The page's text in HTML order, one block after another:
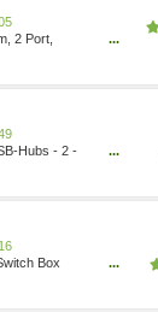
2 Port,
...
Hubs - 2 -
...
Box
...